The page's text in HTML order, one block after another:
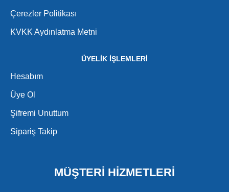
Çerezler Politikası
KVKK Aydınlatma Metni
ÜYELİK İŞLEMLERİ
Hesabım
Üye Ol
Şifremi Unuttum
Sipariş Takip
MÜŞTERİ HİZMETLERİ